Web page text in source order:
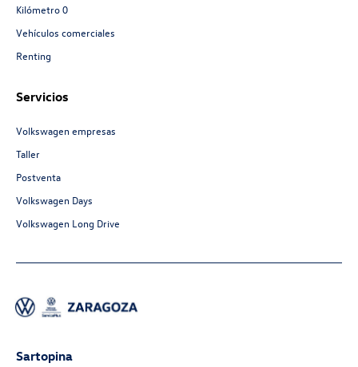
Kilómetro 0
Vehículos comerciales
Renting
Servicios
Volkswagen empresas
Taller
Postventa
Volkswagen Days
Volkswagen Long Drive
Sartopina